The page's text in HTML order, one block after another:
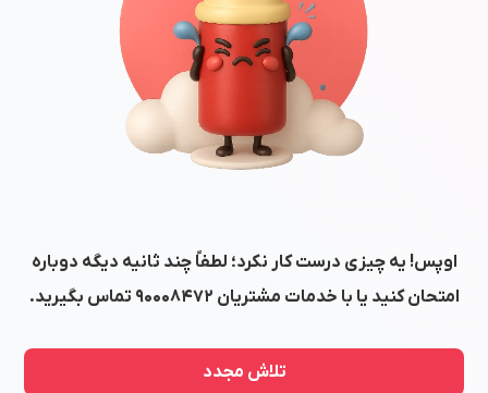
اوپس! یه چیزی درست کار نکرد؛ لطفاً چند ثانیه دیگه دوباره
امتحان کنید یا با خدمات مشتریان ۹۰۰۰۸۴۷۲ تماس بگیرید.
تلاش مجدد